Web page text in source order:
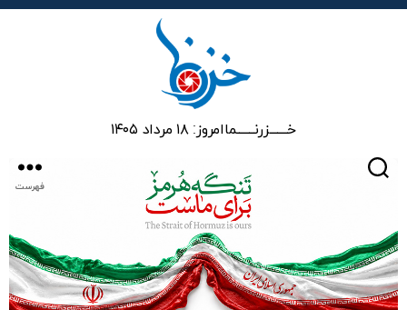
خـــــــزرنـــــــماامروز: ۱۸ مرداد ۱۴۰۵
فهرست